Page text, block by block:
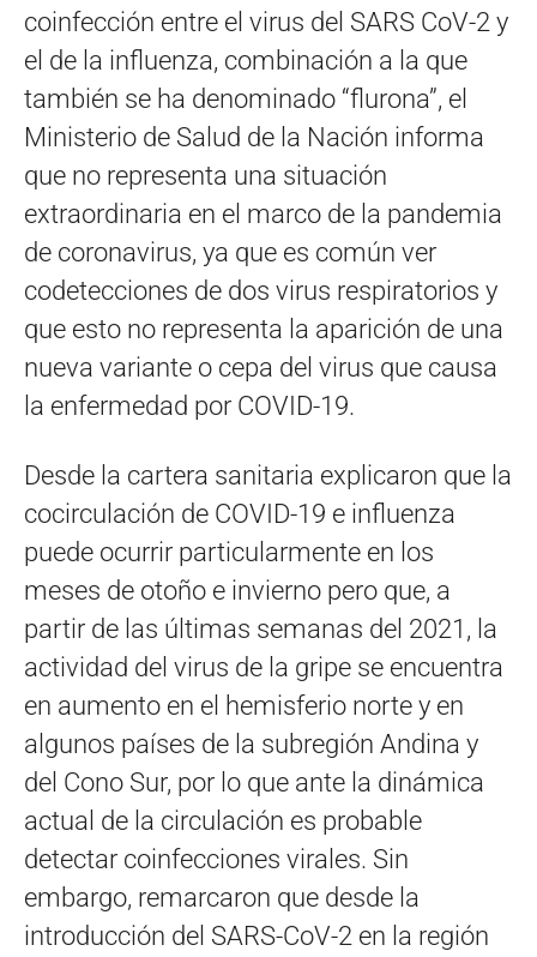
coinfección entre el virus del SARS CoV-2 y
el de la influenza, combinación a la que
también se ha denominado “flurona”, el
Ministerio de Salud de la Nación informa
que no representa una situación
extraordinaria en el marco de la pandemia
de coronavirus, ya que es común ver
codetecciones de dos virus respiratorios y
que esto no representa la aparición de una
nueva variante o cepa del virus que causa
la enfermedad por COVID-19.
Desde la cartera sanitaria explicaron que la
cocirculación de COVID-19 e influenza
puede ocurrir particularmente en los
meses de otoño e invierno pero que, a
partir de las últimas semanas del 2021, la
actividad del virus de la gripe se encuentra
en aumento en el hemisferio norte y en
algunos países de la subregión Andina y
del Cono Sur, por lo que ante la dinámica
actual de la circulación es probable
detectar coinfecciones virales. Sin
embargo, remarcaron que desde la
introducción del SARS-CoV-2 en la región